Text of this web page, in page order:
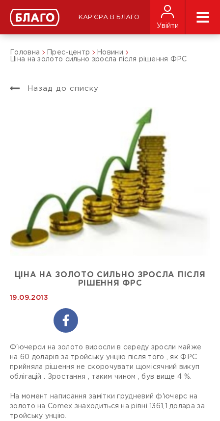
КАР'ЄРА В БЛАГО
Увійти
Головна Прес-центр
Новини
Ціна на золото сильно зросла після рішення ФРС
Назад до списку
ЦІНА НА ЗОЛОТО СИЛЬНО ЗРОСЛА ПІСЛЯ
РІШЕННЯ ФРС
19.09.2013
Ф'ючерси на золото виросли в середу зросли майже
на 60 доларів за тройську унцію після того , як ФРС
прийняла рішення не скорочувати щомісячний викуп
облігацій . Зростання , таким чином , був вище 4 %.
На момент написання замітки грудневий ф'ючерс на
золото на Comex знаходиться на рівні 1361,1 долара за
тройську унцію.